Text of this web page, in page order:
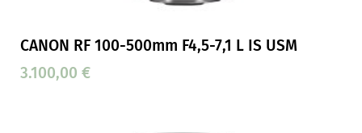
CANON RF 100-500mm F4,5-7,1 L IS USM
3.100,00 €